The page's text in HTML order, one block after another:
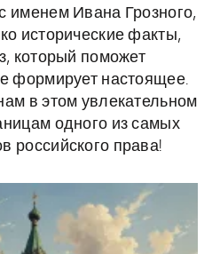
именем Ивана Грозного,
исторические факты,
который поможет
формирует настоящее.
в этом увлекательном
одного из самых
российского права!